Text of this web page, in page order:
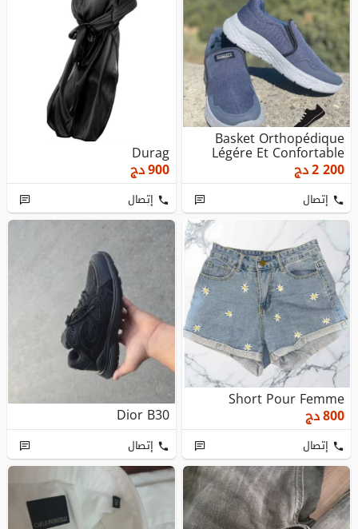
Basket Orthopédique
Légére Et Confortable
2 200دج
إتصال
Durag
900دج
إتصال
Short Pour Femme
800دج
إتصال
Dior B30
إتصال